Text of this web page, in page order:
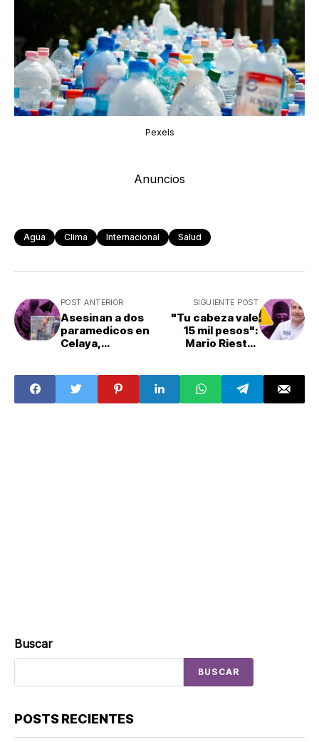
Pexels
Anuncios
Agua Clima Internacional Salud
POST ANTERIOR
Asesinan a dos
paramedicos en
Celaya,
SIGUIENTE POST
"Tu cabeza vale
15 mil pesos":
Mario Riestra
Buscar
BUSCAR
POSTS RECIENTES